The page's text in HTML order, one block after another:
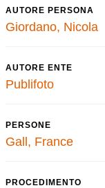
AUTORE PERSONA
Giordano, Nicola
AUTORE ENTE
Publifoto
PERSONE
Gall, France
PROCEDIMENTO